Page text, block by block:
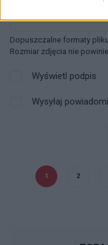
Dopuszczalne formaty
Rozmiar zdjęcia nie
Wyświetl podpis
Wysyłaj
1 2